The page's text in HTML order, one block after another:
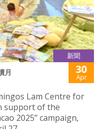
新聞
月 30
Apr
Lam Centre for
support of the
2025” campaign,